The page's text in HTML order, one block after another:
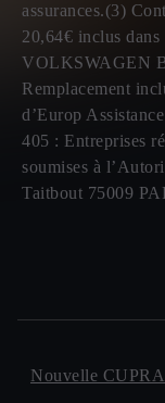
assurances.(3)
20,64€ inclus dans
VOLKSWAGEN
Remplacement
d’Europ
405 : Entreprises
soumises à
Taitbout 75009
Nouvelle